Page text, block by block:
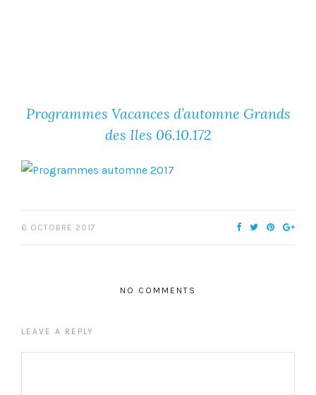
Programmes Vacances d’automne Grands
des Iles 06.10.172
6 OCTOBRE 2017
NO COMMENTS
LEAVE A REPLY